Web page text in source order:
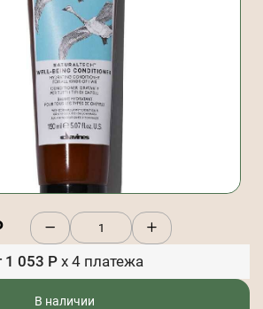
1 053 Р x 4 платежа
В наличии